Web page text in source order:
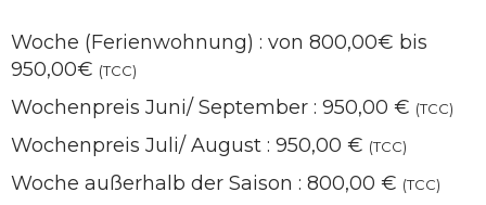
Woche (Ferienwohnung) : von 800,00€ bis
950,00€ (TCC)
Wochenpreis Juni/ September : 950,00 € (TCC)
Wochenpreis Juli/ August : 950,00 € (TCC)
Woche außerhalb der Saison : 800,00 € (TCC)